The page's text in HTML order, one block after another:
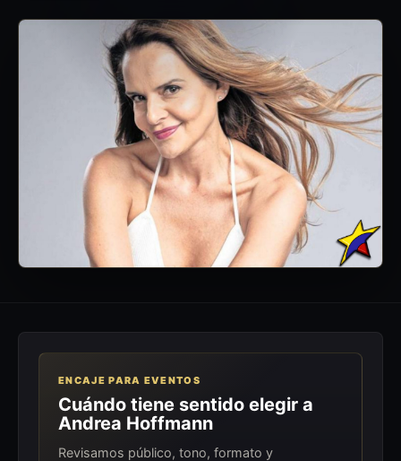
ENCAJE PARA EVENTOS
Cuándo tiene sentido elegir a
Andrea Hoffmann
Revisamos público, tono, formato y